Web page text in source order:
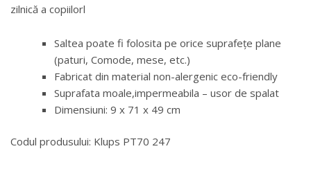
zilnică a copiilorl
Saltea poate fi folosita pe orice suprafețe plane
(paturi, Comode, mese, etc.)
Fabricat din material non-alergenic eco-friendly
Suprafata moale,impermeabila – usor de spalat
Dimensiuni: 9 x 71 x 49 cm
Codul produsului: Klups PT70 247